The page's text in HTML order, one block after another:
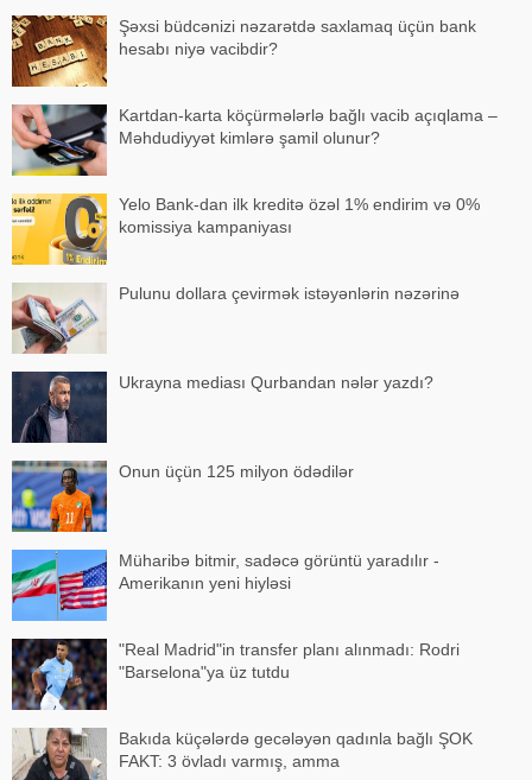
Şəxsi büdcənizi nəzarətdə saxlamaq üçün bank
hesabı niyə vacibdir?
Kartdan-karta köçürmələrlə bağlı vacib açıqlama –
Məhdudiyyət kimlərə şamil olunur?
Yelo Bank-dan ilk kreditə özəl 1% endirim və 0%
komissiya kampaniyası
Pulunu dollara çevirmək istəyənlərin nəzərinə
Ukrayna mediası Qurbandan nələr yazdı?
Onun üçün 125 milyon ödədilər
Müharibə bitmir, sadəcə görüntü yaradılır -
Amerikanın yeni hiyləsi
"Real Madrid"in transfer planı alınmadı: Rodri
"Barselona"ya üz tutdu
Bakıda küçələrdə gecələyən qadınla bağlı ŞOK
FAKT: 3 övladı varmış, amma